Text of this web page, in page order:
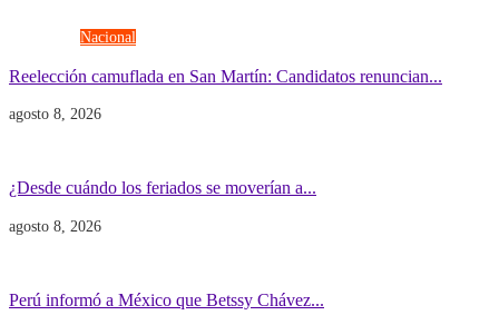
Nacional
Reelección camuflada en San Martín: Candidatos renuncian...
agosto 8, 2026
¿Desde cuándo los feriados se moverían a...
agosto 8, 2026
Perú informó a México que Betssy Chávez...